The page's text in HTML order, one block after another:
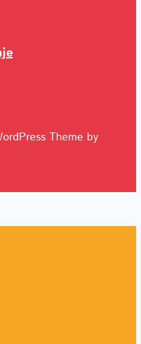
Theme by